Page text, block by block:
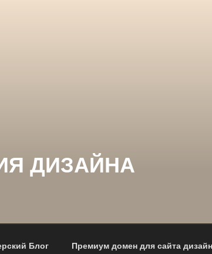
ДИЗАЙНА
Блог Премиум домен для сайта